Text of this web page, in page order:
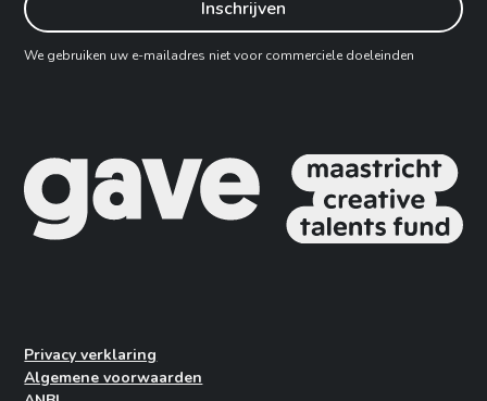
We gebruiken uw e-mailadres niet voor commerciele doeleinden
Privacy verklaring
Algemene voorwaarden